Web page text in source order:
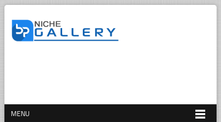
MENU